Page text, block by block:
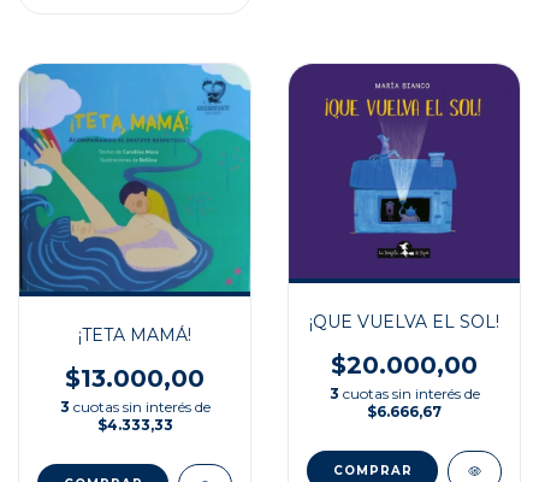
¡TETA MAMÁ!
$13.000,00
3 cuotas sin interés de
$4.333,33
¡QUE VUELVA EL SOL!
$20.000,00
3 cuotas sin interés de
$6.666,67